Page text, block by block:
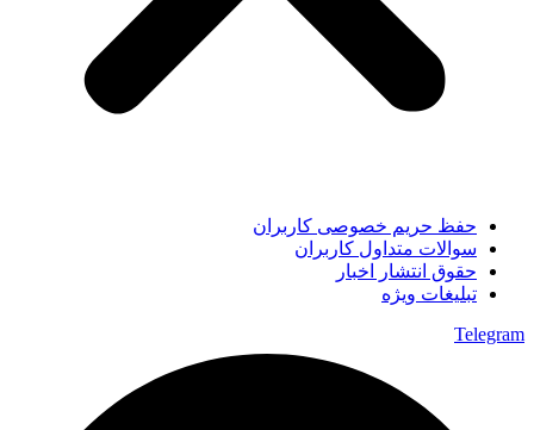
حفظ حریم خصوصی کاربران
سوالات متداول کاربران
حقوق انتشار اخبار
تبلیغات ویژه
Telegram